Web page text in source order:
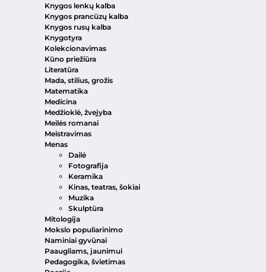
Knygos lenkų kalba
Knygos prancūzų kalba
Knygos rusų kalba
Knygotyra
Kolekcionavimas
Kūno priežiūra
Literatūra
Mada, stilius, grožis
Matematika
Medicina
Medžioklė, žvejyba
Meilės romanai
Meistravimas
Menas
Dailė
Fotografija
Keramika
Kinas, teatras, šokiai
Muzika
Skulptūra
Mitologija
Mokslo populiarinimo
Naminiai gyvūnai
Paaugliams, jaunimui
Pedagogika, švietimas